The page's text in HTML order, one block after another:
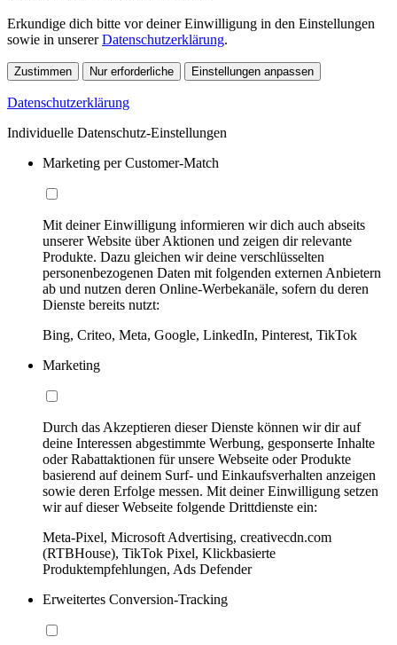
Erkundige dich bitte vor deiner Einwilligung in den Einstellungen
sowie in unsererDatenschutzerklärung.
Zustimmen Nur erforderliche Einstellungen anpassen
Datenschutzerklärung
Individuelle Datenschutz-Einstellungen
Marketing per Customer-Match
Mit deiner Einwilligung informieren wir dich auch abseits
unserer Website über Aktionen und zeigen dir relevante
Produkte. Dazu gleichen wir deine verschlüsselten
personenbezogenen Daten mit folgenden externen Anbietern
ab und nutzen deren Online-Werbekanäle, sofern du deren
Dienste bereits nutzt:
Bing, Criteo, Meta, Google, LinkedIn, Pinterest, TikTok
Marketing
Durch das Akzeptieren dieser Dienste können wir dir auf
deine Interessen abgestimmte Werbung, gesponserte Inhalte
oder Rabattaktionen für unsere Webseite oder Produkte
basierend auf deinem Surf- und Einkaufsverhalten anzeigen
sowie deren Erfolge messen. Mit deiner Einwilligung setzen
wir auf dieser Webseite folgende Drittdienste ein:
Meta-Pixel, Microsoft Advertising, creativecdn.com
(RTBHouse), TikTok Pixel, Klickbasierte
Produktempfehlungen, Ads Defender
Erweitertes Conversion-Tracking